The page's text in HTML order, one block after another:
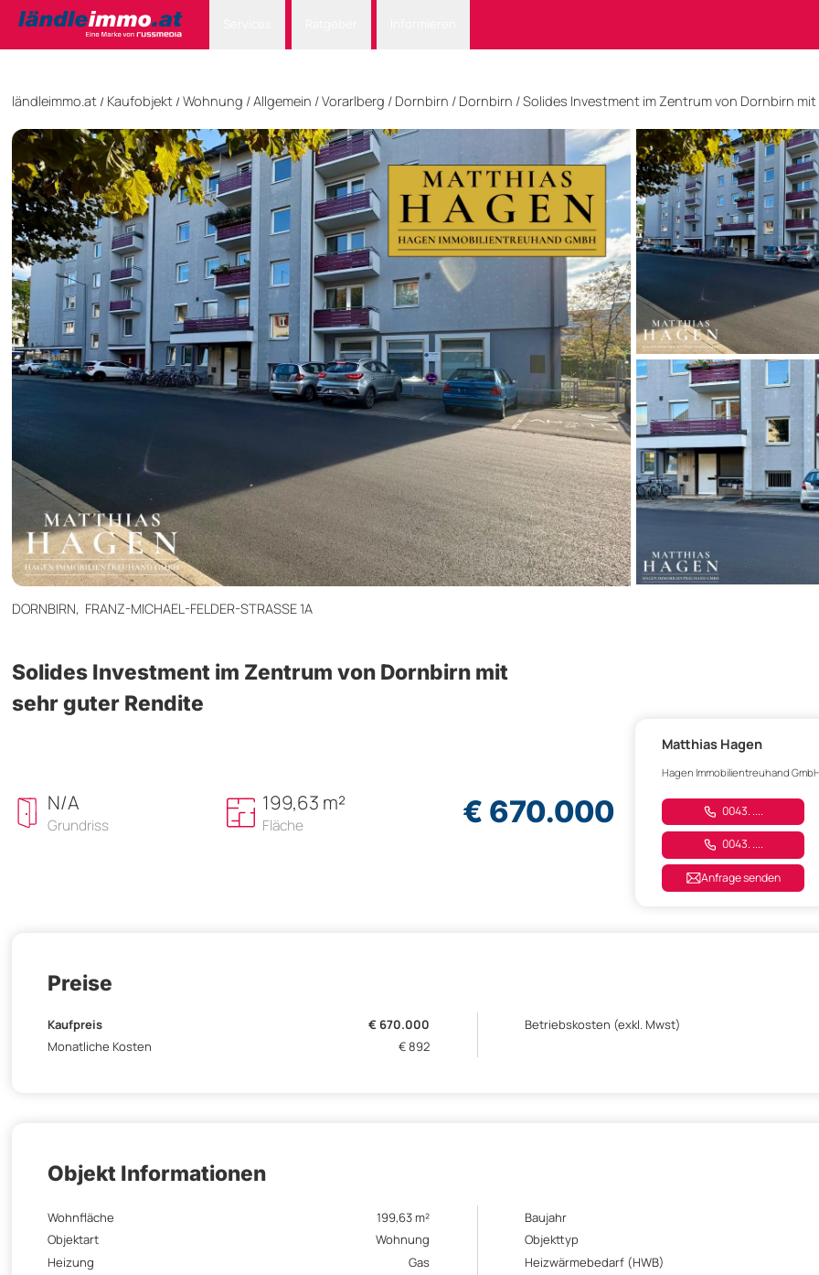
ländleimmo.at / Kaufobjekt / Wohnung /Allgemein /Vorarlberg / Dornbirn / Dornbirn /Solides Investment im Zentrum von Dornbirn
DORNBIRN, FRANZ-MICHAEL-FELDER-STRASSE 1A
Solides Investment im Zentrum von Dornbirn mit
sehr guter Rendite
N/A
Grundriss
199,63 m²
Fläche € 670.000
Matthias Hagen
Hagen Immobilientreuhand
0043. ....
0043. ....
Anfrage senden
Preise
Kaufpreis € 670.000
Betriebskosten (exkl. Mwst)
Monatliche Kosten
€ 892
Objekt Informationen
Wohnfläche 199,63 m²
Baujahr
Objektart
Wohnung
Objekttyp
Heizung
Gas
Heizwärmebedarf (HWB)